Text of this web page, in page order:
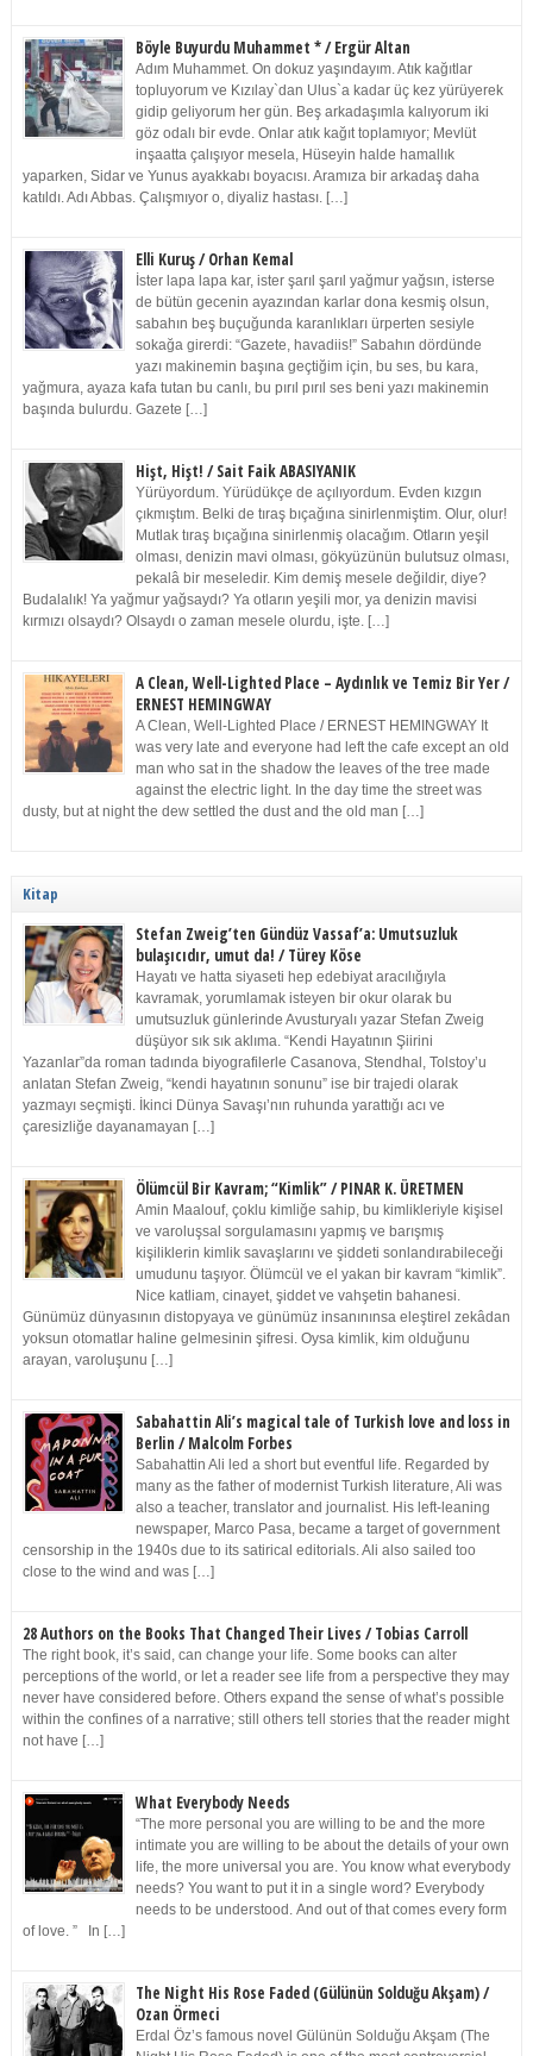
Böyle Buyurdu Muhammet * / Ergür Altan
Adım Muhammet. On dokuz yaşındayım. Atık kağıtlar
topluyorum ve Kızılay`dan Ulus`a kadar üç kez yürüyerek
gidip geliyorum her gün. Beş arkadaşımla kalıyorum iki
göz odalı bir evde. Onlar atık kağıt toplamıyor; Mevlüt
inşaatta çalışıyor mesela, Hüseyin halde hamallık
yaparken, Sidar ve Yunus ayakkabı boyacısı. Aramıza bir arkadaş daha
katıldı. Adı Abbas. Çalışmıyor o, diyaliz hastası. […]
Elli Kuruş / Orhan Kemal
İster lapa lapa kar, ister şarıl şarıl yağmur yağsın, isterse
de bütün gecenin ayazından karlar dona kesmiş olsun,
sabahın beş buçuğunda karanlıkları ürperten sesiyle
sokağa girerdi: “Gazete, havadiis!” Sabahın dördünde
yazı makinemin başına geçtiğim için, bu ses, bu kara,
yağmura, ayaza kafa tutan bu canlı, bu pırıl pırıl ses beni yazı makinemin
başında bulurdu. Gazete […]
Hişt, Hişt! / Sait Faik ABASIYANIK
Yürüyordum. Yürüdükçe de açılıyordum. Evden kızgın
çıkmıştım. Belki de tıraş bıçağına sinirlenmiştim. Olur, olur!
Mutlak tıraş bıçağına sinirlenmiş olacağım. Otların yeşil
olması, denizin mavi olması, gökyüzünün bulutsuz olması,
pekalâ bir meseledir. Kim demiş mesele değildir, diye?
Budalalık! Ya yağmur yağsaydı? Ya otların yeşili mor, ya denizin mavisi
kırmızı olsaydı? Olsaydı o zaman mesele olurdu, işte. […]
A Clean, Well-Lighted Place – Aydınlık ve Temiz Bir Yer /
ERNEST HEMINGWAY
A Clean, Well-Lighted Place / ERNEST HEMINGWAY It
was very late and everyone had left the cafe except an old
man who sat in the shadow the leaves of the tree made
against the electric light. In the day time the street was
dusty, but at night the dew settled the dust and the old man […]
Kitap
Stefan Zweig’ten Gündüz Vassaf’a: Umutsuzluk
bulaşıcıdır, umut da! / Türey Köse
Hayatı ve hatta siyaseti hep edebiyat aracılığıyla
kavramak, yorumlamak isteyen bir okur olarak bu
umutsuzluk günlerinde Avusturyalı yazar Stefan Zweig
düşüyor sık sık aklıma. “Kendi Hayatının Şiirini
Yazanlar”da roman tadında biyografilerle Casanova, Stendhal, Tolstoy’u
anlatan Stefan Zweig, “kendi hayatının sonunu” ise bir trajedi olarak
yazmayı seçmişti. İkinci Dünya Savaşı’nın ruhunda yarattığı acı ve
çaresizliğe dayanamayan […]
Ölümcül Bir Kavram; “Kimlik” / PINAR K. ÜRETMEN
Amin Maalouf, çoklu kimliğe sahip, bu kimlikleriyle kişisel
ve varoluşsal sorgulamasını yapmış ve barışmış
kişiliklerin kimlik savaşlarını ve şiddeti sonlandırabileceği
umudunu taşıyor. Ölümcül ve el yakan bir kavram “kimlik”.
Nice katliam, cinayet, şiddet ve vahşetin bahanesi.
Günümüz dünyasının distopyaya ve günümüz insanınınsa eleştirel zekâdan
yoksun otomatlar haline gelmesinin şifresi. Oysa kimlik, kim olduğunu
arayan, varoluşunu […]
Sabahattin Ali’s magical tale of Turkish love and loss in
Berlin / Malcolm Forbes
Sabahattin Ali led a short but eventful life. Regarded by
many as the father of modernist Turkish literature, Ali was
also a teacher, translator and journalist. His left-leaning
newspaper, Marco Pasa, became a target of government
censorship in the 1940s due to its satirical editorials. Ali also sailed too
close to the wind and was […]
28 Authors on the Books That Changed Their Lives / Tobias Carroll
The right book, it’s said, can change your life. Some books can alter
perceptions of the world, or let a reader see life from a perspective they may
never have considered before. Others expand the sense of what’s possible
within the confines of a narrative; still others tell stories that the reader might
not have […]
What Everybody Needs
“The more personal you are willing to be and the more
intimate you are willing to be about the details of your own
life, the more universal you are. You know what everybody
needs? You want to put it in a single word? Everybody
needs to be understood. And out of that comes every form
of love. ” In […]
The Night His Rose Faded (Gülünün Solduğu Akşam) /
Ozan Örmeci
Erdal Öz’s famous novel Gülünün Solduğu Akşam (The